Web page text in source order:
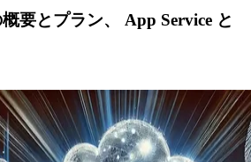
要とプラン、 App Service と